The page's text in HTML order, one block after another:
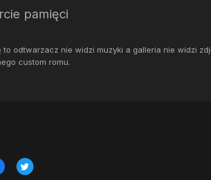
pamięci
odtwarzacz nie widzi muzyki a galleria nie widzi
custom romu.